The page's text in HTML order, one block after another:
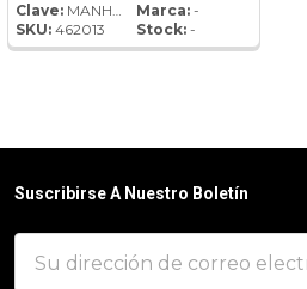
Clave: MANHATTAN 462013 CAMARA WEB 720P
SKU: 462013
Marca:-
Stock:-
Suscribirse A Nuestro Boletín
de